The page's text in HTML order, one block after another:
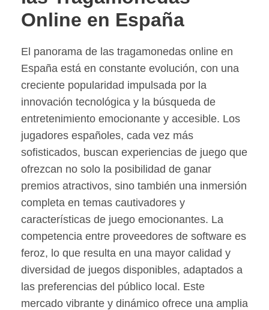
Online en España
El panorama de las tragamonedas online en
España está en constante evolución, con una
creciente popularidad impulsada por la
innovación tecnológica y la búsqueda de
entretenimiento emocionante y accesible. Los
jugadores españoles, cada vez más
sofisticados, buscan experiencias de juego que
ofrezcan no solo la posibilidad de ganar
premios atractivos, sino también una inmersión
completa en temas cautivadores y
características de juego emocionantes. La
competencia entre proveedores de software es
feroz, lo que resulta en una mayor calidad y
diversidad de juegos disponibles, adaptados a
las preferencias del público local. Este
mercado vibrante y dinámico ofrece una amplia